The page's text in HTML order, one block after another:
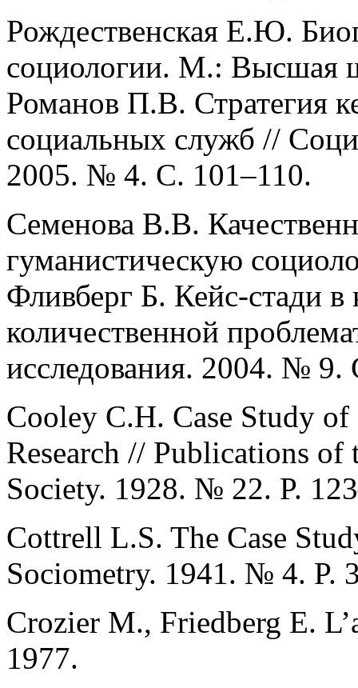
Рождественская Е.Ю.
социологии. М.: Высшая
Романов П.В. Стратегия
социальных служб //
2005. № 4. С. 101–110.
Семенова В.В.
гуманистическую
Фливберг Б. Кейс-стади в
количественной
исследования. 2004. № 9.
Cooley C.H. Case Study
Research // Publications
Society. 1928. № 22. P.
Cottrell L.S. The Case
Sociometry. 1941. № 4. P.
Crozier M., Friedberg E.
1977.